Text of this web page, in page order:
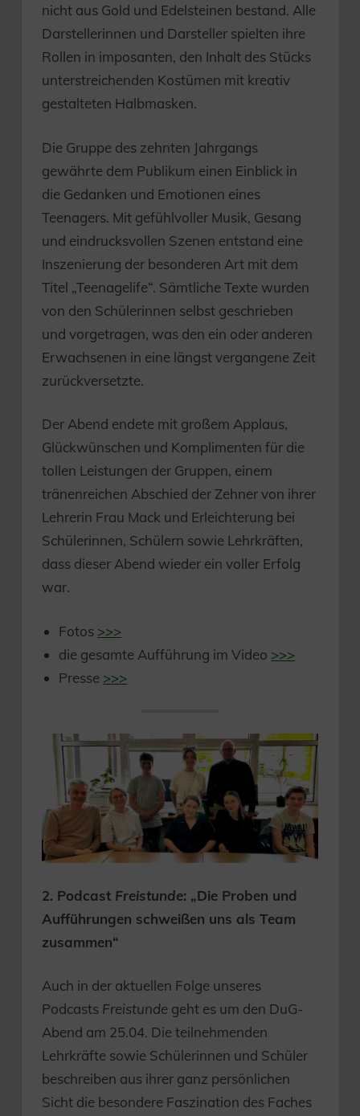
nicht aus Gold und Edelsteinen bestand. Alle
Darstellerinnen und Darsteller spielten ihre
Rollen in imposanten, den Inhalt des Stücks
unterstreichenden Kostümen mit kreativ
gestalteten Halbmasken.
Die Gruppe des zehnten Jahrgangs
gewährte dem Publikum einen Einblick in
die Gedanken und Emotionen eines
Teenagers. Mit gefühlvoller Musik, Gesang
und eindrucksvollen Szenen entstand eine
Inszenierung der besonderen Art mit dem
Titel „Teenagelife“. Sämtliche Texte wurden
von den Schülerinnen selbst geschrieben
und vorgetragen, was den ein oder anderen
Erwachsenen in eine längst vergangene Zeit
zurückversetzte.
Der Abend endete mit großem Applaus,
Glückwünschen und Komplimenten für die
tollen Leistungen der Gruppen, einem
tränenreichen Abschied der Zehner von ihrer
Lehrerin Frau Mack und Erleichterung bei
Schülerinnen, Schülern sowie Lehrkräften,
dass dieser Abend wieder ein voller Erfolg
war.
Fotos >>>
die gesamte Aufführung im Video >>>
Presse >>>
2. Podcast Freistunde: „Die Proben und
Aufführungen schweißen uns als Team
zusammen“
Auch in der aktuellen Folge unseres
Podcasts Freistunde geht es um den DuG-
Abend am 25.04. Die teilnehmenden
Lehrkräfte sowie Schülerinnen und Schüler
beschreiben aus ihrer ganz persönlichen
Sicht die besondere Faszination des Faches